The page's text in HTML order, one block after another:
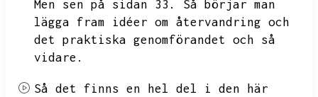
Men sen på sidan 33.
Så börjar man
lägga fram idéer om återvandring och
det praktiska genomförandet och så
vidare.
Så det finns en hel del i den här